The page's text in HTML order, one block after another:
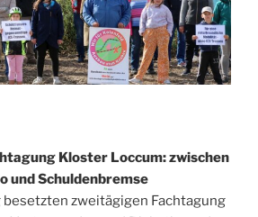
Kloster Loccum: zwischen
und Schuldenbremse
zweitägigen Fachtagung